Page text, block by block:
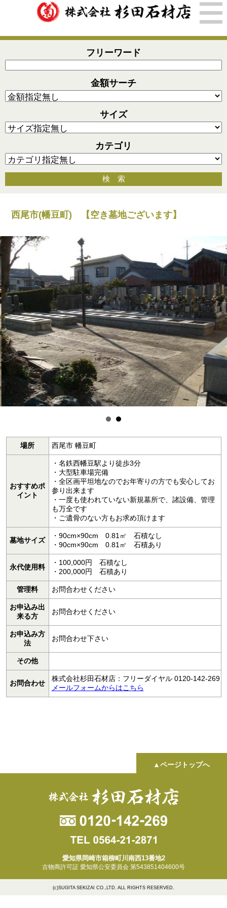
フリーワード
金額サーチ
サイズ
カテゴリ
検 索
西尾市(幡豆町) 【空き墓地ございます】
場所 西尾市 幡豆町
おすすめポ
イント
・名鉄西幡豆駅より徒歩3分
・大型駐車場完備
・全区画平坦地なのでお年寄りの方でも安心してお
参り出来ます
・一度も使われていない新規墓所で、諸設備、管理
も万全です
・ご遺骨のない方もお求め頂けます
墓地サイズ
・90cm×90cm 0.81㎡ 石積なし
・90cm×90cm 0.81㎡ 石積あり
永代使用料
・100,000円 石積なし
・200,000円 石積あり
管理料 お問合わせください
お申込み出
来る方
お問合わせください
お申込み方
法
お問合わせ下さい
その他
お問合わせ
株式会社杉田石材店：フリーダイヤル 0120-142-269
メールフォームからはこちら
▲ページトップへ
愛知県岡崎市箱柳町川南西13番地2
古物商許可証 愛知県公安委員会 第543851404600号
(c)SUGITA SEKIZAI CO.,LTD. ALL RIGHTS RESERVED.